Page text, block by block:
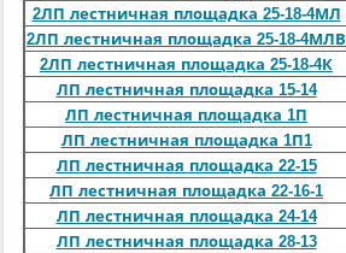
2ЛП лестничная площадка 25-18-4МЛ
2ЛП лестничная площадка 25-18-4МЛВ
2ЛП лестничная площадка 25-18-4К
ЛП лестничная площадка 15-14
ЛП лестничная площадка 1П
ЛП лестничная площадка 1П1
ЛП лестничная площадка 22-15
ЛП лестничная площадка 22-16-1
ЛП лестничная площадка 24-14
ЛП лестничная площадка 28-13